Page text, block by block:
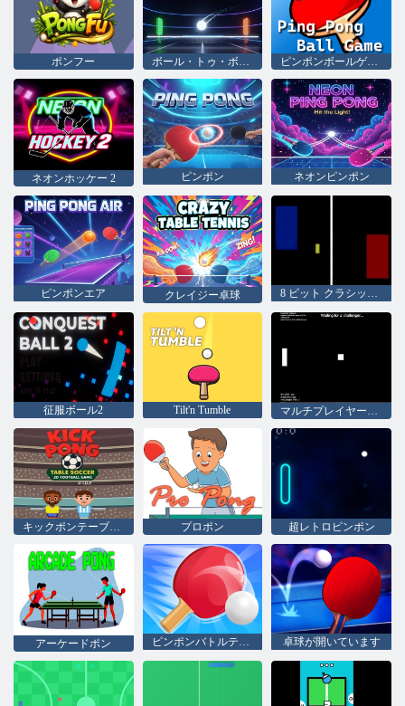
ポンフー ボール・トゥ・ボール ピンポンボールゲーム
ネオンホッケー 2 ピンポン ネオンピンポン
ピンポンエア クレイジー卓球 8 ビット クラシック ピンポン
征服ボール2 Tilt'n Tumble マルチプレイヤーポン
キックポンテーブルサッカー プロポン 超レトロピンポン
アーケードポン ピンポンバトルテーブルテニス 卓球が開いています